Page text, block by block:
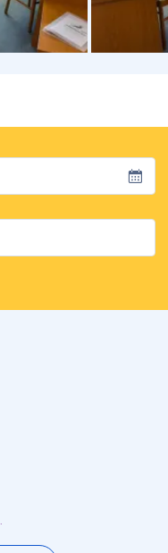
vom